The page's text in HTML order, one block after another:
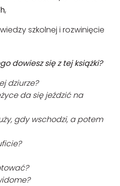
,
szkolnej i rozwinięcie
dowiesz się z tej książki?
dziurze?
da się jeździć na
gdy wschodzi, a potem